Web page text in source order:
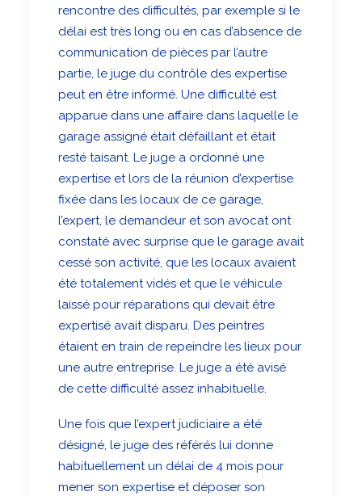
rencontre des difficultés, par exemple si le
délai est très long ou en cas d’absence de
communication de pièces par l’autre
partie, le juge du contrôle des expertise
peut en être informé. Une difficulté est
apparue dans une affaire dans laquelle le
garage assigné était défaillant et était
resté taisant. Le juge a ordonné une
expertise et lors de la réunion d’expertise
fixée dans les locaux de ce garage,
l’expert, le demandeur et son avocat ont
constaté avec surprise que le garage avait
cessé son activité, que les locaux avaient
été totalement vidés et que le véhicule
laissé pour réparations qui devait être
expertisé avait disparu. Des peintres
étaient en train de repeindre les lieux pour
une autre entreprise. Le juge a été avisé
de cette difficulté assez inhabituelle.
Une fois que l’expert judiciaire a été
désigné, le juge des référés lui donne
habituellement un délai de 4 mois pour
mener son expertise et déposer son